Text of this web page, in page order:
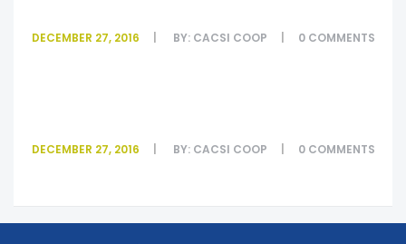
DECEMBER 27, 2016 BY: CACSI COOP 0 COMMENTS
DECEMBER 27, 2016 BY: CACSI COOP 0 COMMENTS